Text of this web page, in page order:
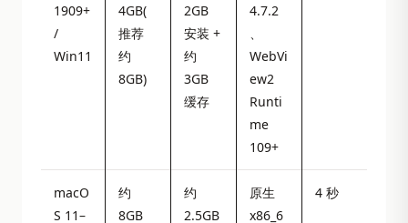
1909+
/
Win11
4GB(
推荐
约
8GB)
2GB
安装 +
约
3GB
缓存
4.7.2
、
WebVi
ew2
Runti
me
109+
macO
S 11–
约
8GB
约
2.5GB
原生
x86_6
4 秒